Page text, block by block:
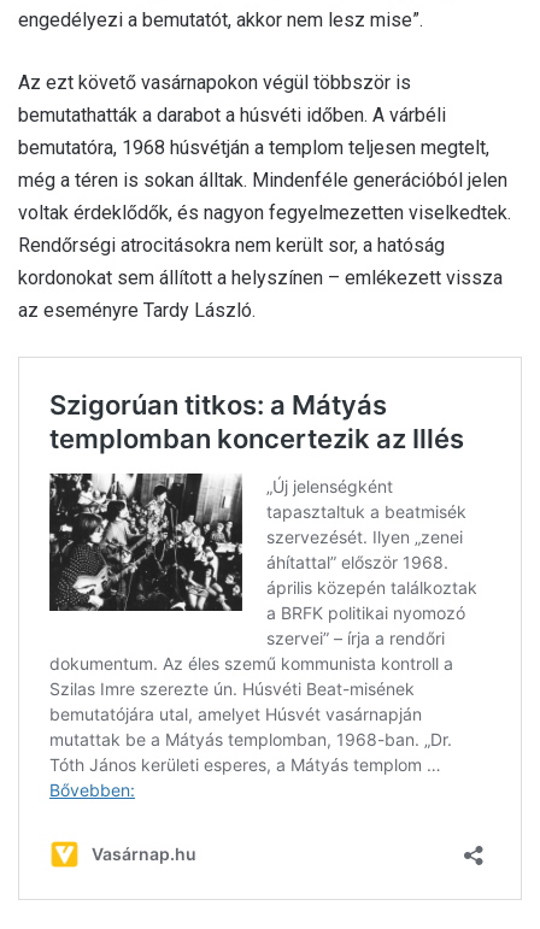
engedélyezi a bemutatót, akkor nem lesz mise”.
Az ezt követő vasárnapokon végül többször is
bemutathatták a darabot a húsvéti időben. A várbéli
bemutatóra, 1968 húsvétján a templom teljesen megtelt,
még a téren is sokan álltak. Mindenféle generációból jelen
voltak érdeklődők, és nagyon fegyelmezetten viselkedtek.
Rendőrségi atrocitásokra nem került sor, a hatóság
kordonokat sem állított a helyszínen – emlékezett vissza
az eseményre Tardy László.